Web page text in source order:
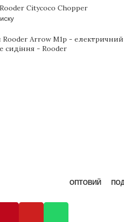
Citycoco Chopper
Rooder Arrow M1p -
сидіння - Rooder
ОПТОВИЙ